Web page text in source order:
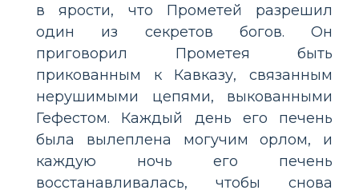
в ярости, что Прометей разрешил
один из секретов богов. Он
приговорил Прометея быть
прикованным к Кавказу, связанным
нерушимыми цепями, выкованными
Гефестом. Каждый день его печень
была вылеплена могучим орлом, и
каждую ночь его печень
восстанавливалась, чтобы снова